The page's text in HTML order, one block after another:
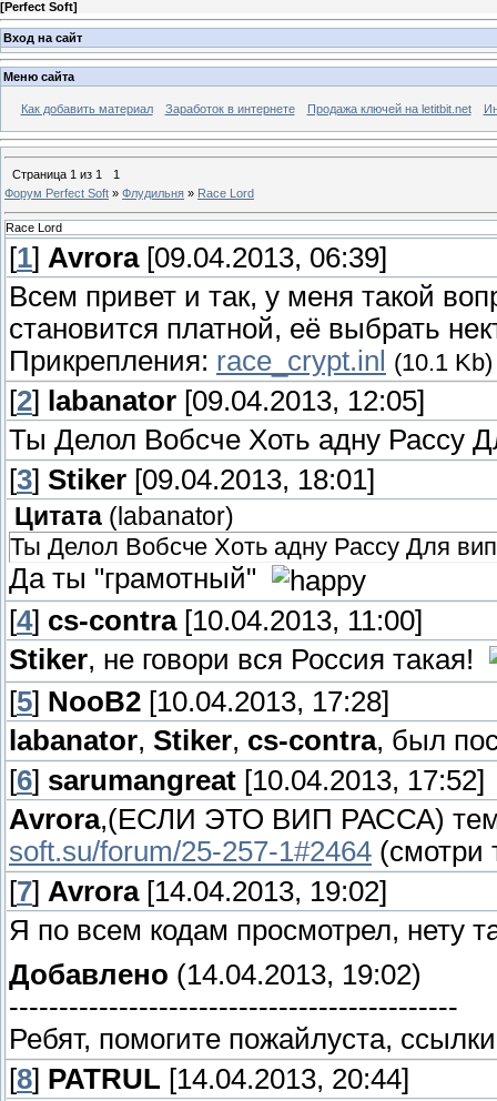
[Perfect Soft]
Вход на сайт
Меню сайта
Как добавить материал Заработок в интернете Продажа ключей на letitbit.net
Страница 1 из 1
1
Форум Perfect Soft » Флудильня » Race Lord
Race Lord
[1] Avrora[09.04.2013, 06:39]
Всем привет и так, у меня такой
становится платной, её выбрать
Прикрепления: race_crypt.inl (10.1 Kb)
[2] labanator [09.04.2013, 12:05]
Ты Делол Вобсче Хоть адну Рассу
[3] Stiker [09.04.2013, 18:01]
Цитата ( labanator)
Ты Делол Вобсче Хоть адну Рассу Для
Да ты "грамотный"
[4] cs-contra[10.04.2013, 11:00]
Stiker, не говори вся Россия такая!
[5] NooB2 [10.04.2013, 17:28]
labanator, Stiker, cs-contra, был
[6] sarumangreat [10.04.2013, 17:52]
Avrora,(ЕСЛИ ЭТО ВИП РАССА)
soft.su/forum/25-257-1#2464 (смотри
[7] Avrora[14.04.2013, 19:02]
Я по всем кодам просмотрел, нету
Добавлено (14.04.2013, 19:02)
---------------------------------------------
Ребят, помогите пожайлуста,
[8] PATRUL [14.04.2013, 20:44]